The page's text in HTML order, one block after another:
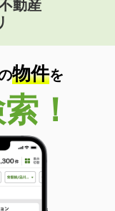
動産
物件を
！